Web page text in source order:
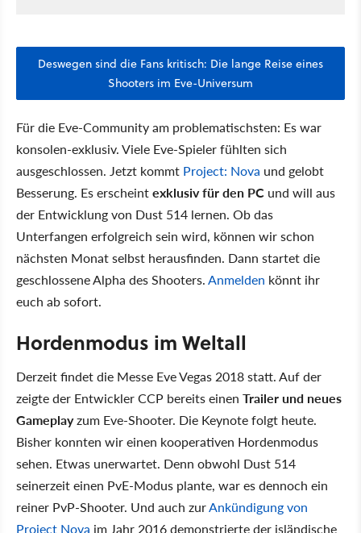
Deswegen sind die Fans kritisch: Die lange Reise eines
Shooters im Eve-Universum
Für die Eve-Community am problematischsten: Es war
konsolen-exklusiv. Viele Eve-Spieler fühlten sich
ausgeschlossen. Jetzt kommt Project: Nova und gelobt
Besserung. Es erscheintexklusiv für den PC und will aus
der Entwicklung von Dust 514 lernen. Ob das
Unterfangen erfolgreich sein wird, können wir schon
nächsten Monat selbst herausfinden. Dann startet die
geschlossene Alpha des Shooters.Anmelden könnt ihr
euch ab sofort.
Hordenmodus im Weltall
Derzeit findet die Messe Eve Vegas 2018 statt. Auf der
zeigte der Entwickler CCP bereits einen Trailer und neues
Gameplayzum Eve-Shooter. Die Keynote folgt heute.
Bisher konnten wir einen kooperativen Hordenmodus
sehen. Etwas unerwartet. Denn obwohl Dust 514
seinerzeit einen PvE-Modus plante, war es dennoch ein
reiner PvP-Shooter. Und auch zurAnkündigung von
Project Nova im Jahr 2016 demonstrierte der isländische